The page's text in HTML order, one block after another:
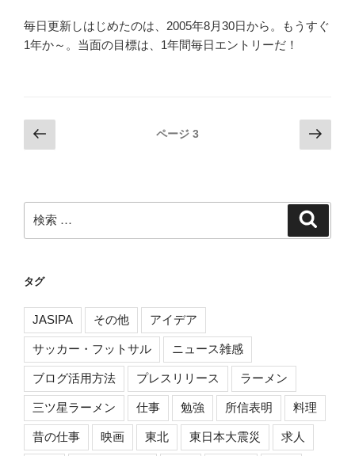
毎日更新しはじめたのは、2005年8月30日から。もうすぐ
1年か～。当面の目標は、1年間毎日エントリーだ！
投
稿
ゲ
ー
ョ
ン
の
ジ
ページ 3
次
の
ジ
検
索:
タグ
JASIPA その他 アイデア
サッカー・フットサル ニュース雑感
ブログ活用方法 プレスリリース ラーメン
三ツ星ラーメン 仕事 勉強 所信表明 料理
昔の仕事 映画 東北 東日本大震災 求人